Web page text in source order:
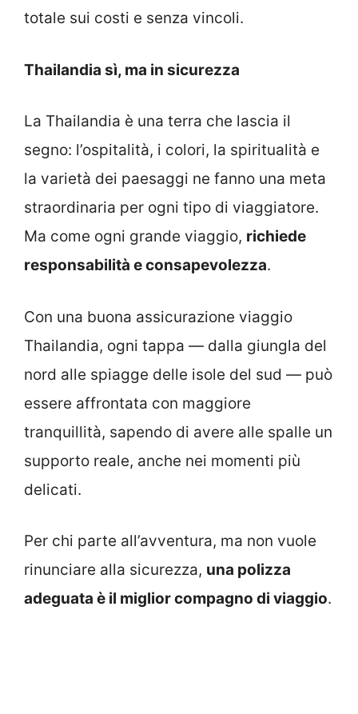
totale sui costi e senza vincoli.
Thailandia sì, ma in sicurezza
La Thailandia è una terra che lascia il
segno: l’ospitalità, i colori, la spiritualità e
la varietà dei paesaggi ne fanno una meta
straordinaria per ogni tipo di viaggiatore.
Ma come ogni grande viaggio, richiede
responsabilità e consapevolezza.
Con una buona assicurazione viaggio
Thailandia, ogni tappa — dalla giungla del
nord alle spiagge delle isole del sud — può
essere affrontata con maggiore
tranquillità, sapendo di avere alle spalle un
supporto reale, anche nei momenti più
delicati.
Per chi parte all’avventura, ma non vuole
rinunciare alla sicurezza, una polizza
adeguata è il miglior compagno di viaggio.